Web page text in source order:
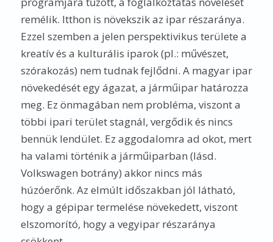
remélik. Itthon is növekszik az ipar részaránya.
Ezzel szemben a jelen perspektivikus területe a
kreatív és a kulturális iparok (pl.: művészet,
szórakozás) nem tudnak fejlődni. A magyar ipar
növekedését egy ágazat, a járműipar határozza
meg. Ez önmagában nem probléma, viszont a
többi ipari terület stagnál, vergődik és nincs
bennük lendület. Ez aggodalomra ad okot, mert
ha valami történik a járműiparban (lásd.
Volkswagen botrány) akkor nincs más
húzóerőnk. Az elmúlt időszakban jól látható,
hogy a gépipar termelése növekedett, viszont
elszomorító, hogy a vegyipar részaránya